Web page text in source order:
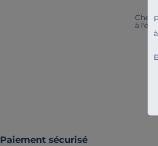
Chez
à
Paiement sécurisé